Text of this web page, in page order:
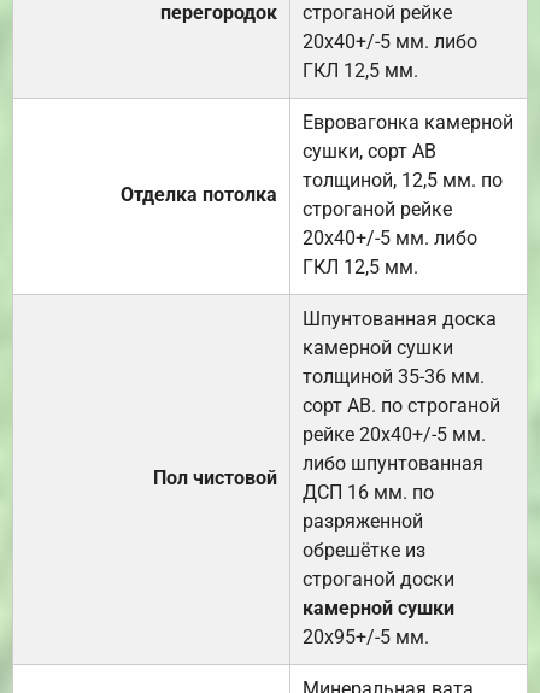
перегородок
строганой рейке
20х40+/-5 мм. либо
ГКЛ 12,5 мм.
Отделка потолка
Евровагонка камерной
сушки, сорт АВ
толщиной, 12,5 мм. по
строганой рейке
20х40+/-5 мм. либо
ГКЛ 12,5 мм.
Пол чистовой
Шпунтованная доска
камерной сушки
толщиной 35-36 мм.
сорт АВ. по строганой
рейке 20х40+/-5 мм.
либо шпунтованная
ДСП 16 мм. по
разряженной
обрешётке из
строганой доски
камерной сушки
20х95+/-5 мм.